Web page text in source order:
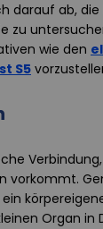
darauf ab,
zu
wie den
S5
vorkommt.
Organ in